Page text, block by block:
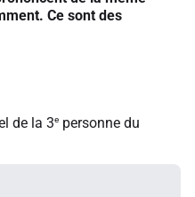
Ce sont des
de la 3e personne du